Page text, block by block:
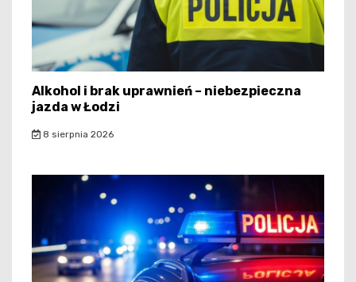
Alkohol i brak uprawnień – niebezpieczna
jazda w Łodzi
8 sierpnia 2026